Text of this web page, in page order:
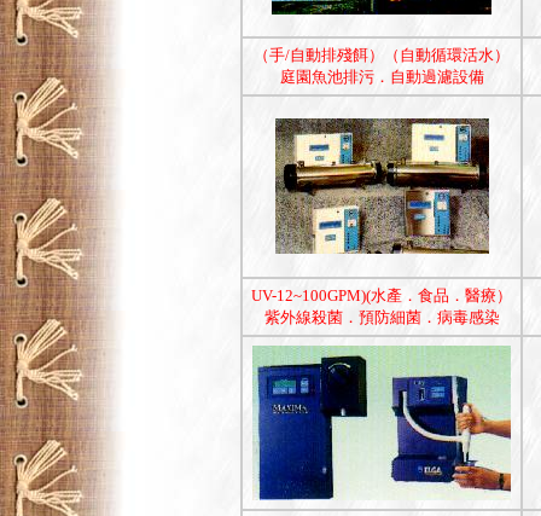
（手/自動排殘餌）（自動循環活水）
庭園魚池排污．自動過濾設備
UV-12~100GPM)(水產．食品．醫療）
紫外線殺菌．預防細菌．病毒感染